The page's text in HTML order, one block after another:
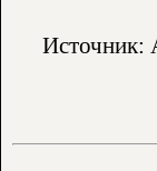
Источник: